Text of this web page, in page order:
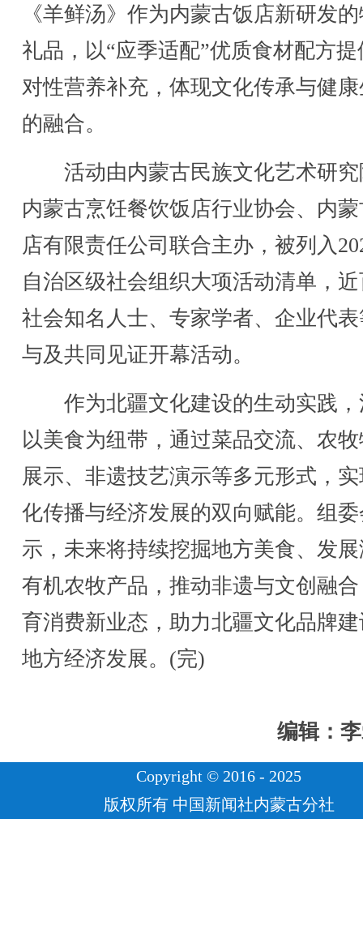
《羊鲜汤》作为内蒙古饭店新研发
礼品，以“应季适配”优质食材配方提
对性营养补充，体现文化传承与健
的融合。
活动由内蒙古民族文化艺术研究
内蒙古烹饪餐饮饭店行业协会、内
店有限责任公司联合主办，被列入
自治区级社会组织大项活动清单，
社会知名人士、专家学者、企业代
与及共同见证开幕活动。
作为北疆文化建设的生动实践，
以美食为纽带，通过菜品交流、农
展示、非遗技艺演示等多元形式，
化传播与经济发展的双向赋能。组
示，未来将持续挖掘地方美食、发
有机农牧产品，推动非遗与文创融
育消费新业态，助力北疆文化品牌
地方经济发展。(完)
编辑：
Copyright © 2016 - 2025
版权所有 中国新闻社内蒙古分社